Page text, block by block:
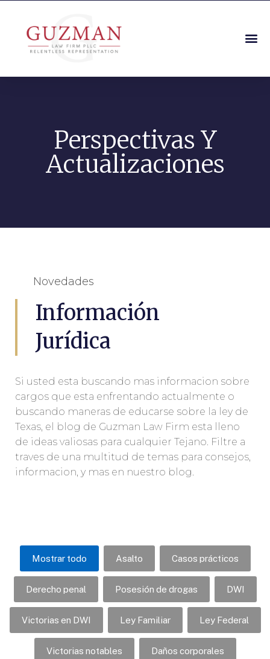
Perspectivas Y
Actualizaciones
Novedades
Información
Jurídica
Si usted esta buscando mas informacion sobre
cargos que esta enfrentando actualmente o
buscando maneras de educarse sobre la ley de
Texas, el blog de Guzman Law Firm esta lleno
de ideas valiosas para cualquier Tejano. Filtre a
traves de una multitud de temas para consejos,
informacion, y mas en nuestro blog.
Mostrar todo Asalto Casos prácticos
Derecho penal Posesión de drogas DWI
Victorias en DWI Ley Familiar Ley Federal
Victorias notables Daños corporales